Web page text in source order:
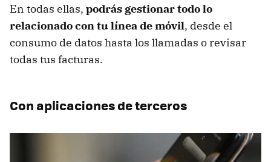
En todas ellas, podrás gestionar todo lo
relacionado con tu línea de móvil, desde el
consumo de datos hasta los llamadas o revisar
todas tus facturas.
Con aplicaciones de terceros